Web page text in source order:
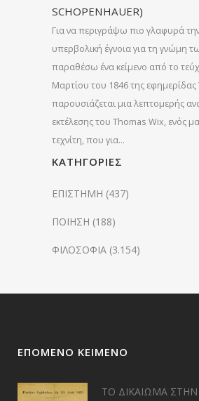
SCHOPENHAUER)
Για να περιγράψω πιο γλαφυρά
υπερβολική έγνοια για τη γνώμη
παραθέσω ένα κείμενο από το
Μαρτίου του 1846 της
παρουσιάζεται μια λεπτομερής
εκτέλεσης του Thomas Wix, ενός
τεχνίτη, που για…
KΑΤΗΓΟΡΊΕΣ
ΕΠΙΣΤΗΜΗ (437)
ΠΟΙΗΣΗ (188)
ΦΙΛΟΣΟΦΙΑ (3.154)
ΕΠΌΜΕΝΟ ΚΕΊΜΕΝΟ
TO ΔΙΚΑΙΩΜΑ ΣΤΗΝ